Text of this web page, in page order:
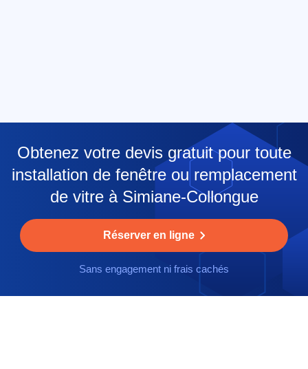
Obtenez votre devis gratuit pour toute
installation de fenêtre ou remplacement
de vitre à Simiane-Collongue
Réserver en ligne
Sans engagement ni frais cachés